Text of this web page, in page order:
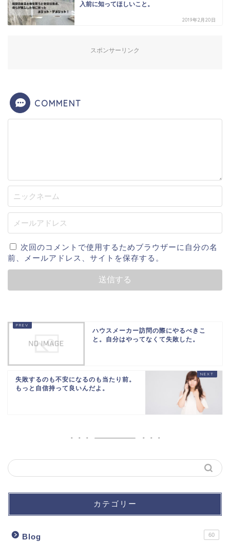
入前に知ってほしいこと。
2019年2月20日
スポンサーリンク
COMMENT
次回のコメントで使用するためブラウザーに自分の名
前、メールアドレス、サイトを保存する。
ハウスメーカー訪問の際にやるべきこ
と。自分はやってなくて失敗した。
失敗するのも不安になるのも当たり前。
もっと自信持って良いんだよ。
カテゴリー
Blog 60